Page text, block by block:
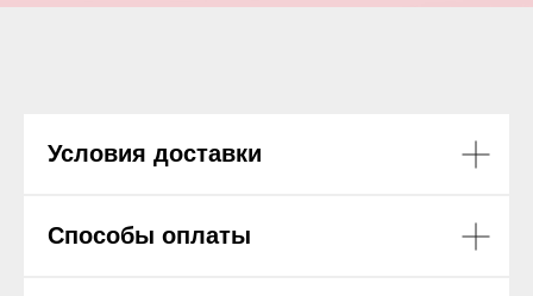
Условия доставки
Способы оплаты